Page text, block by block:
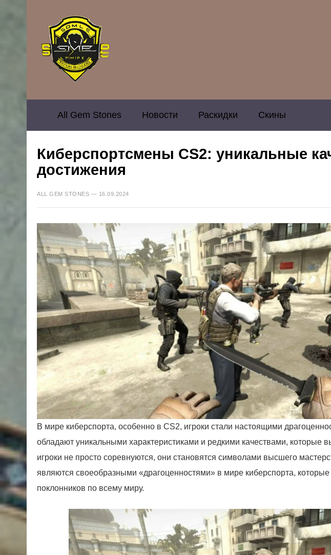
All Gem Stones Новости Раскидки Скины
Киберспортсмены CS2: уникальные
достижения
ALL GEM STONES — 16.09.2024
В мире киберспорта, особенно в CS2, игроки стали настоящими
обладают уникальными характеристиками и редкими качествами, которые
игроки не просто соревнуются, они становятся символами высшего
являются своеобразными «драгоценностями» в мире киберспорта,
поклонников по всему миру.